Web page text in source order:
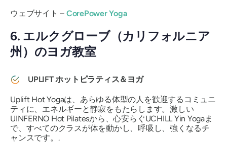
ウェブサイト – CorePower Yoga
6. エルクグローブ（カリフォルニア
州）のヨガ教室
UPLIFT ホットピラティス＆ヨガ
Uplift Hot Yogaは、あらゆる体型の人を歓迎するコミュニ
ティに、エネルギーと静寂をもたらします。激しい
UINFERNO Hot Pilatesから、心安らぐUCHILL Yin Yogaま
で、すべてのクラスが体を動かし、呼吸し、強くなるチ
ャンスです。.